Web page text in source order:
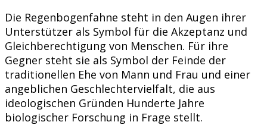
Die Regenbogenfahne steht in den Augen ihrer
Unterstützer als Symbol für die Akzeptanz und
Gleichberechtigung von Menschen. Für ihre
Gegner steht sie als Symbol der Feinde der
traditionellen Ehe von Mann und Frau und einer
angeblichen Geschlechtervielfalt, die aus
ideologischen Gründen Hunderte Jahre
biologischer Forschung in Frage stellt.